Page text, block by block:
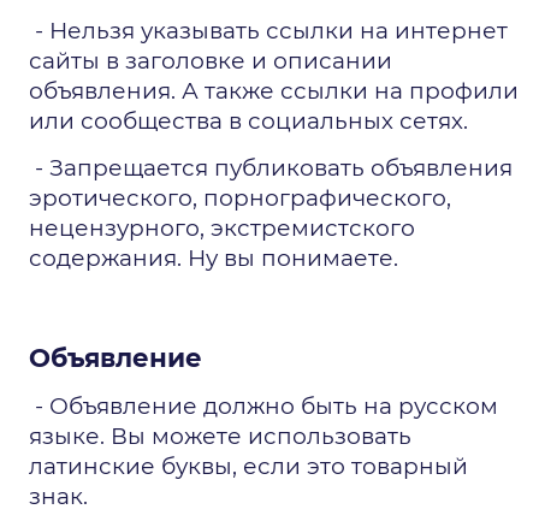
- Нельзя указывать ссылки на интернет
сайты в заголовке и описании
объявления. А также ссылки на профили
или сообщества в социальных сетях.
- Запрещается публиковать объявления
эротического, порнографического,
нецензурного, экстремистского
содержания. Ну вы понимаете.
Объявление
- Объявление должно быть на русском
языке. Вы можете использовать
латинские буквы, если это товарный
знак.